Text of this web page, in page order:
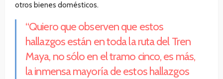
otros bienes domésticos.
“Quiero que observen que estos
hallazgos están en toda la ruta del Tren
Maya, no sólo en el tramo cinco, es más,
la inmensa mayoría de estos hallazgos